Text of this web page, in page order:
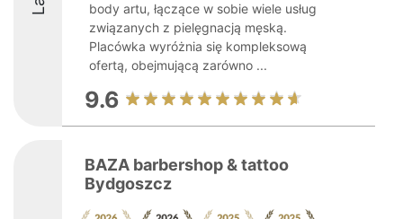
body artu, łączące w sobie wiele usług
związanych z pielęgnacją męską.
Placówka wyróżnia się kompleksową
ofertą, obejmującą zarówno ...
9.6
BAZA barbershop & tattoo
Bydgoszcz